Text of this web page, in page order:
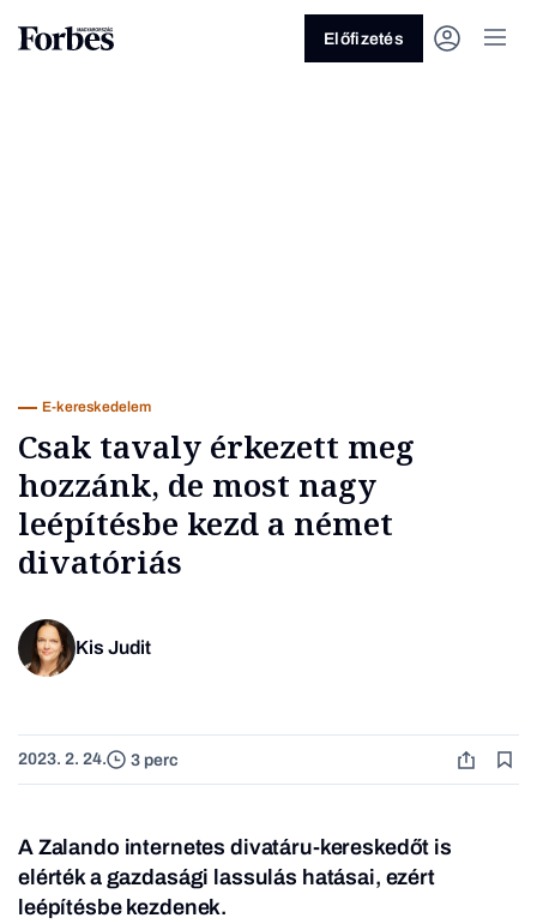
Üzlet
Előfizetés
E-kereskedelem
Csak tavaly érkezett meg
hozzánk, de most nagy
leépítésbe kezd a német
divatóriás
Kis Judit
2023. 2. 24. 3 perc
A Zalando internetes divatáru-kereskedőt is
elérték a gazdasági lassulás hatásai, ezért
leépítésbe kezdenek.